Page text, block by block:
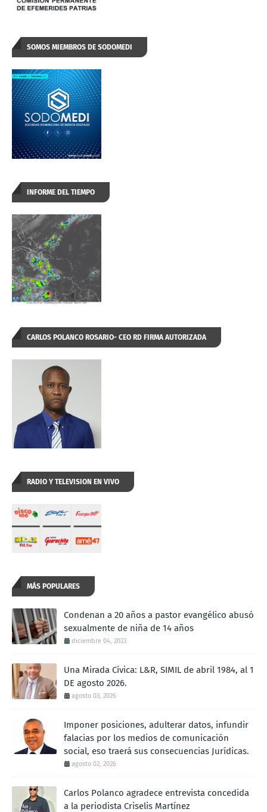
SOMOS MIEMBROS DE SODOMEDI
INFORME DEL TIEMPO
CARLOS POLANCO ROSARIO- CEO RD FIRMA AUTORIZADA
RADIO Y TELEVISION EN VIVO
MÁS POPULARES
Condenan a 20 años a pastor evangélico abusó
sexualmente de niña de 14 años
diciembre 04, 2023
Una Mirada Cívica: L&R, SIMIL de abril 1984, al 1
DE agosto 2026.
agosto 03, 2026
Imponer posiciones, adulterar datos, infundir
falacias por los medios de comunicación
social, eso traerá sus consecuencias Jurídicas.
agosto 02, 2026
Carlos Polanco agradece entrevista concedida
a la periodista Criselis Martínez